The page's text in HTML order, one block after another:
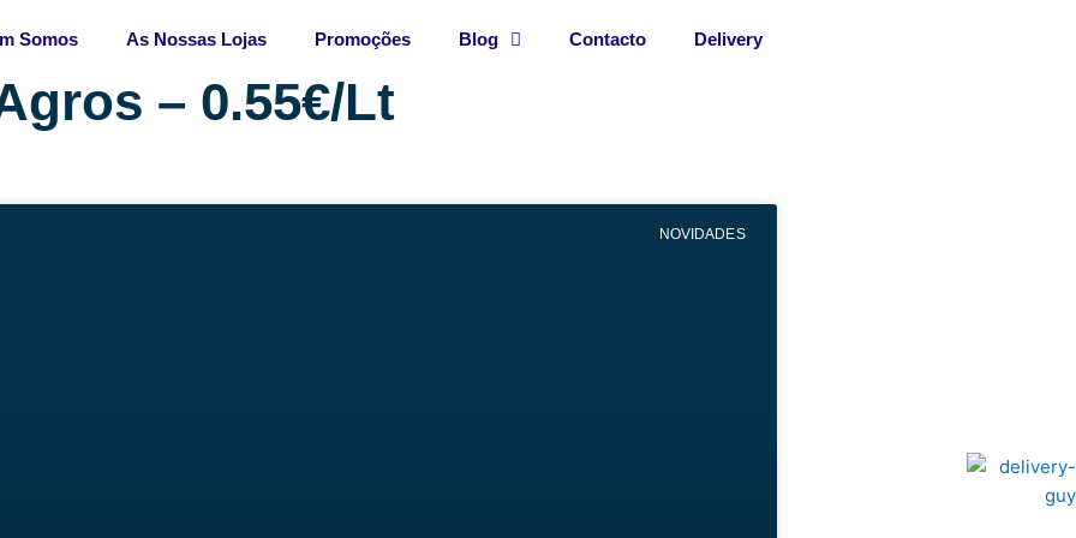
Somos As Nossas Lojas Promoções Blog Contacto Delivery
– 0.55€/Lt
NOVIDADES